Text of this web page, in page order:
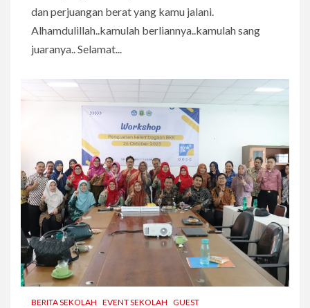
dan perjuangan berat yang kamu jalani.
Alhamdulillah..kamulah berliannya..kamulah sang
juaranya.. Selamat...
BERITA SEKOLAH EVENT SEKOLAH GUEST